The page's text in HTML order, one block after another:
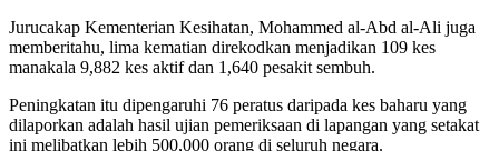
Jurucakap Kementerian Kesihatan, Mohammed al-Abd al-Ali juga
memberitahu, lima kematian direkodkan menjadikan 109 kes
manakala 9,882 kes aktif dan 1,640 pesakit sembuh.
Peningkatan itu dipengaruhi 76 peratus daripada kes baharu yang
dilaporkan adalah hasil ujian pemeriksaan di lapangan yang setakat
ini melibatkan lebih 500,000 orang di seluruh negara.